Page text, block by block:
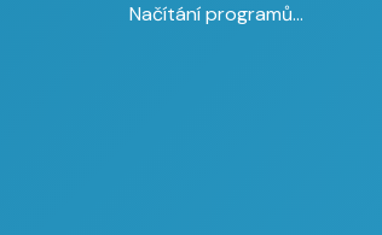
Načítání programů...